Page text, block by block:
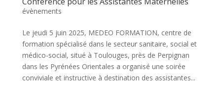
évènements
Le jeudi 5 juin 2025, MEDEO FORMATION, centre de
formation spécialisé dans le secteur sanitaire, social et
médico-social, situé à Toulouges, près de Perpignan
dans les Pyrénées Orientales a organisé une soirée
conviviale et instructive à destination des assistantes...